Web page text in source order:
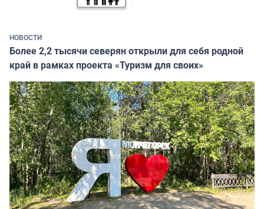
НОВОСТИ
Более 2,2 тысячи северян открыли для себя родной
край в рамках проекта «Туризм для своих»